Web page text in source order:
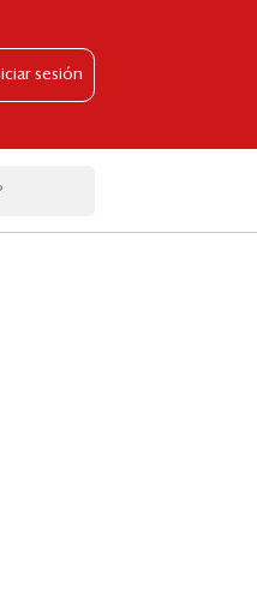
sesión